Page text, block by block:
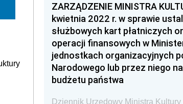
ZARZĄDZENIE MINISTRA
kwietnia 2022 r. w sprawie
służbowych kart płatniczych
operacji finansowych w
jednostkach organizacyjnych
Narodowego lub przez niego
budżetu państwa
Dziennik Urzędowy Ministra